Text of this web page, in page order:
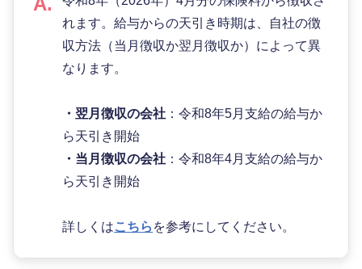
れます。給与からの天引き時期は、自社の徴
収方法（当月徴収か翌月徴収か）によって異
なります。
・翌月徴収の会社 ：令和8年5月支給の給与か
ら天引き開始
・当月徴収の会社 ：令和8年4月支給の給与か
ら天引き開始
詳しくはこちら を参考にしてください。